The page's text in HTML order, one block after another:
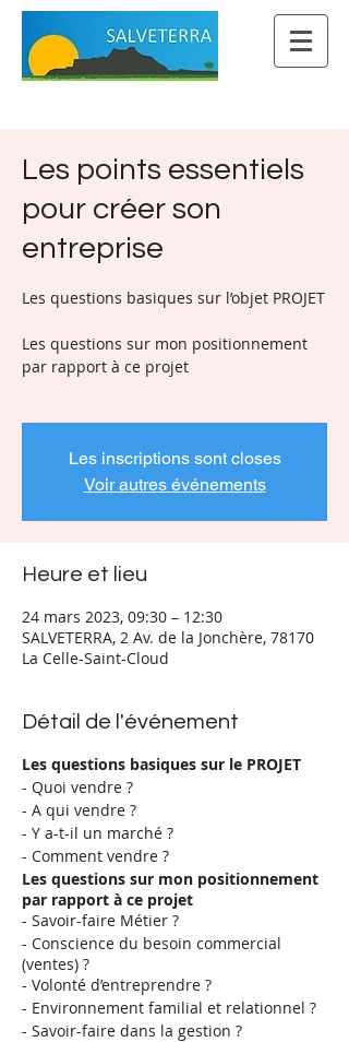
Les points essentiels
pour créer son
entreprise
Les questions basiques sur l’objet PROJET
Les questions sur mon positionnement
par rapport à ce projet
Les inscriptions sont closes
Voir autres événements
Heure et lieu
24 mars 2023, 09:30 – 12:30
SALVETERRA, 2 Av. de la Jonchère, 78170
La Celle-Saint-Cloud
Détail de l'événement
Les questions basiques sur le PROJET
- Quoi vendre ?
- A qui vendre ?
- Y a-t-il un marché ?
- Comment vendre ?
Les questions sur mon positionnement
par rapport à ce projet
- Savoir-faire Métier ?
- Conscience du besoin commercial
(ventes) ?
- Volonté d’entreprendre ?
- Environnement familial et relationnel ?
- Savoir-faire dans la gestion ?